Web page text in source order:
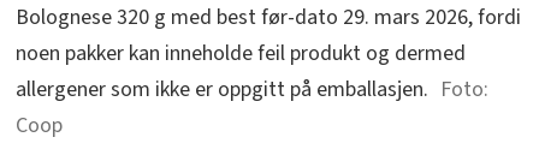
Bolognese 320 g med best før-dato 29. mars 2026, fordi
noen pakker kan inneholde feil produkt og dermed
allergener som ikke er oppgitt på emballasjen.
Coop